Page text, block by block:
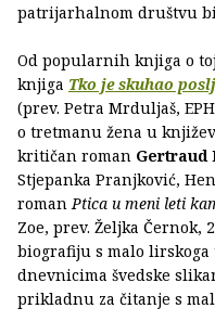
patrijarhalnom društvu
Od popularnih knjiga o
knjiga Tko je skuhao
(prev. Petra Mrduljaš,
o tretmanu žena u
kritičan roman Gertraud
Stjepanka Pranjković,
romanPtica u meni leti
Zoe, prev. Željka
biografiju s malo
dnevnicima švedske
prikladnu za čitanje s